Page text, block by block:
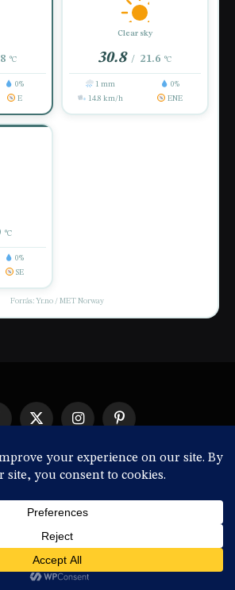
°C
0%
E
Clear sky
30.8 / 21.6 °C
1 mm
0%
14.8 km/h
ENE
°C
0%
SE
Forrás: Yr.no / MET Norway
X
InstagramPinterest
IMPRESSZUM
Designed by